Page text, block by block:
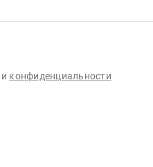
и конфиденциальности